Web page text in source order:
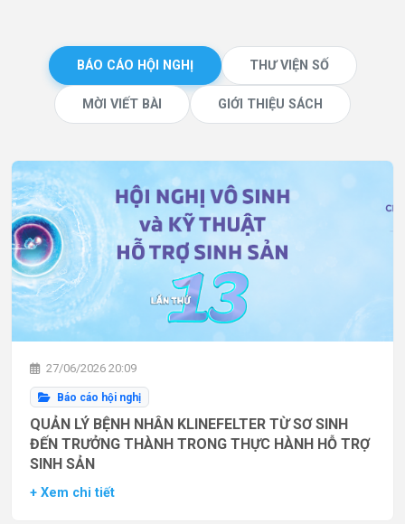
BÁO CÁO HỘI NGHỊ THƯ VIỆN SỐ
MỜI VIẾT BÀI GIỚI THIỆU SÁCH
27/06/2026 20:09
Báo cáo hội nghị
QUẢN LÝ BỆNH NHÂN KLINEFELTER TỪ SƠ SINH
ĐẾN TRƯỞNG THÀNH TRONG THỰC HÀNH HỖ TRỢ
SINH SẢN
+ Xem chi tiết